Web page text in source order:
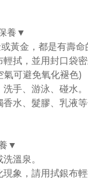
養▼
黃金，都是有壽命
拭，並用封口袋
可避免氧化褪色)
手、游泳、碰水。
水、髮膠、乳液
▼
溫泉。
象，請用拭銀布